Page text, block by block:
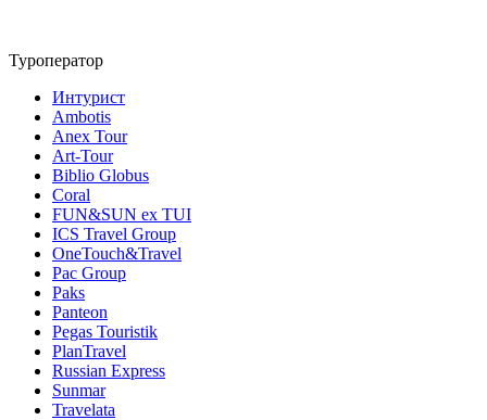
Туроператор
Интурист
Ambotis
Anex Tour
Art-Tour
Biblio Globus
Coral
FUN&SUN ex TUI
ICS Travel Group
OneTouch&Travel
Pac Group
Paks
Panteon
Pegas Touristik
PlanTravel
Russian Express
Sunmar
Travelata